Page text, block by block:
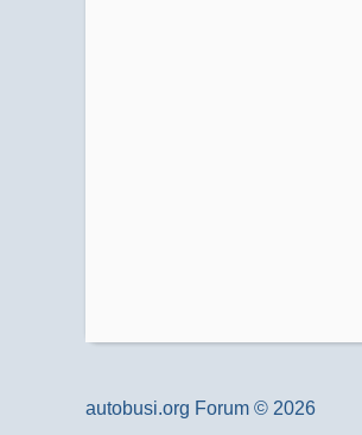
autobusi.org Forum © 2026